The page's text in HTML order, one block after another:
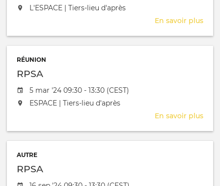
L'événement aura lieu au / à
L'ESPACE | Tiers-lieu d'après
En savoir plus
RÉUNION
RPSA
Date de l'évênement
5 mar '24 09:30 - 13:30 (CEST)
L'événement aura lieu au / à
ESPACE | Tiers-lieu d'après
En savoir plus
AUTRE
RPSA